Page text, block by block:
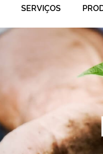
SERVIÇOS